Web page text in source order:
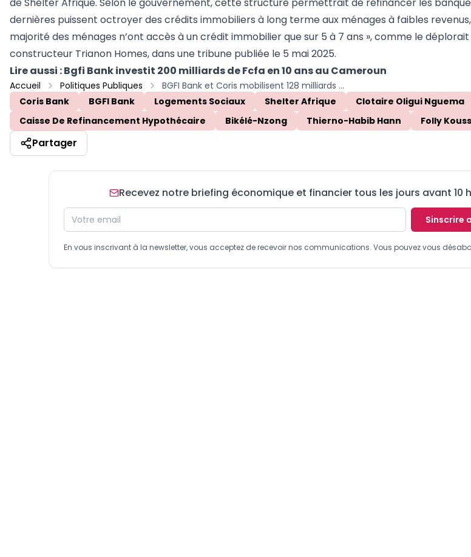
de Shelter Afrique. Selon le gouvernement, cette structure permettrait de refinancer les
dernières puissent octroyer des crédits immobiliers à long terme aux ménages à faibles
majorité des ménages n’ont accès à un crédit immobilier que sur 5 à 7 ans », comme le déplorait
constructeur Trianon Homes, dans une tribune publiée le 5 mai 2025.
Lire aussi :Bgfi Bank investit 200 milliards de Fcfa en 10 ans au Cameroun
Accueil Politiques Publiques
BGFI Bank et Coris mobilisent 128 milliards FCFA pour financer 3 100 logements au Gabon
Coris Bank
BGFI Bank Logements Sociaux Shelter Afrique Clotaire Oligui Nguema
Caisse De Refinancement Hypothécaire
Bikélé-Nzong Thierno-Habib Hann Folly
Partager
Recevez notre briefing économique et financier tous les jours avant 10
Sinscrire
En vous inscrivant à la newsletter, vous acceptez de recevoir nos communications. Vous pouvez vous